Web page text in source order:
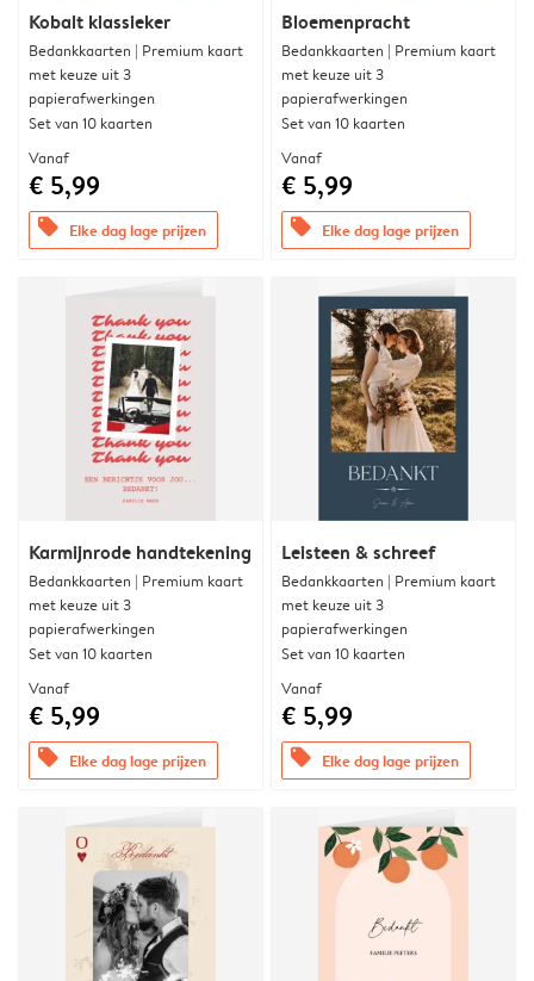
Kobalt klassieker
Bedankkaarten | Premium kaart
met keuze uit 3
papierafwerkingen
Set van 10 kaarten
Vanaf
€ 5,99
offers Elke dag lage prijzen
Bloemenpracht
Bedankkaarten | Premium kaart
met keuze uit 3
papierafwerkingen
Set van 10 kaarten
Vanaf
€ 5,99
offers Elke dag lage prijzen
Karmijnrode handtekening
Bedankkaarten | Premium kaart
met keuze uit 3
papierafwerkingen
Set van 10 kaarten
Vanaf
€ 5,99
offers Elke dag lage prijzen
Leisteen & schreef
Bedankkaarten | Premium kaart
met keuze uit 3
papierafwerkingen
Set van 10 kaarten
Vanaf
€ 5,99
offers Elke dag lage prijzen